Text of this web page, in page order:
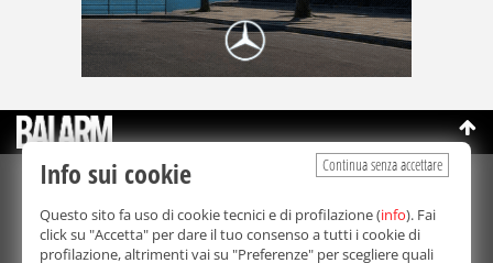
©Copyright 2003-2026
Bmedia Srl- P.IVA 07064240828
La riproduzione totale o parziale di tutti i contenuti, in qualunque
forma, su qualsiasi supporto è proibita.
Continua senza accettare
Info sui cookie
Questo sito fa uso di cookie tecnici e di profilazione (info). Fai
click su "Accetta" per dare il tuo consenso a tutti i cookie di
profilazione, altrimenti vai su "Preferenze" per scegliere quali